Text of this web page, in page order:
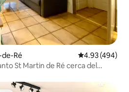
Ré Calificación
4.93 (494)
St Martin de Ré cerca del